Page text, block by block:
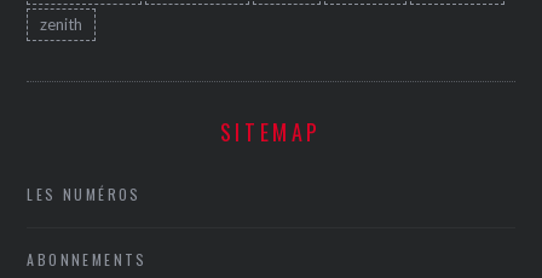
zenith
SITEMAP
LES NUMÉROS
ABONNEMENTS